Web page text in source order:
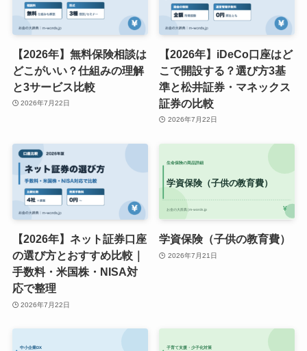
【2026年】無料保険相談は
どこがいい？仕組みの理解
と3サービス比較
2026年7月22日
【2026年】iDeCo口座はど
こで開設する？選び方3基
準と松井証券・マネックス
証券の比較
2026年7月22日
【2026年】ネット証券口座
の選び方とおすすめ比較｜
手数料・米国株・NISA対
応で整理
2026年7月22日
学資保険（子供の教育費）
2026年7月21日